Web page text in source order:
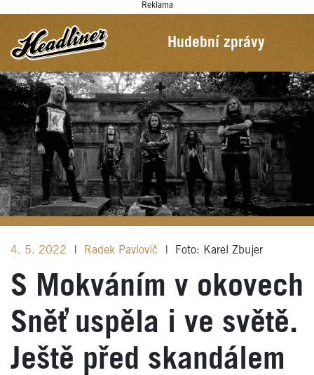
Reklama
Hudební zprávy
4. 5. 2022 Radek Pavlovič Foto: Karel Zbujer
S Mokváním v okovech
Sněť uspěla i ve světě.
Ještě před skandálem